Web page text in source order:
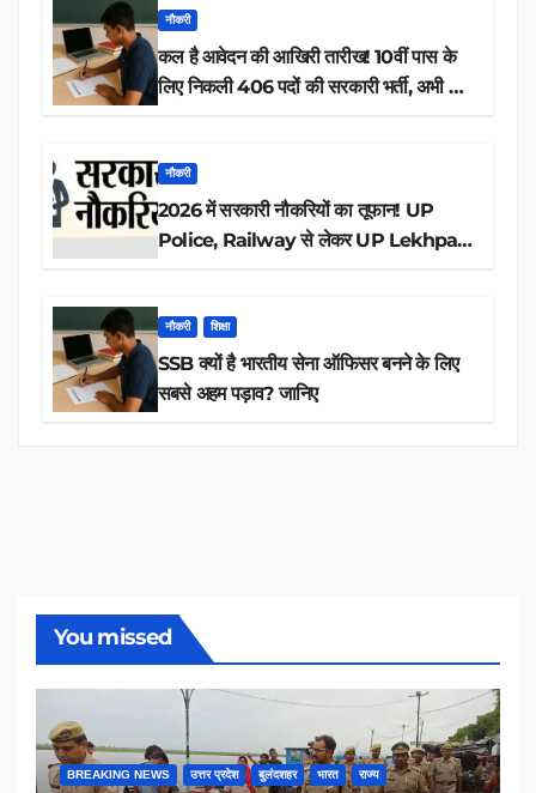
नौकरी
कल है आवेदन की आखिरी तारीख! 10वीं पास के
लिए निकली 406 पदों की सरकारी भर्ती, अभी करें
नौकरी
2026 में सरकारी नौकरियों का तूफान! UP
Police, Railway से लेकर UP Lekhpal
नौकरी शिक्षा
SSB क्यों है भारतीय सेना ऑफिसर बनने के लिए
सबसे अहम पड़ाव? जानिए
You missed
BREAKING NEWS उत्तर प्रदेश बुलंदशहर भारत राज्य